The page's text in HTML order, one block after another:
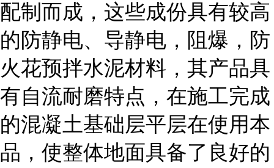
配制而成，这些成份具有较高
的防静电、导静电，阻爆，防
火花预拌水泥材料，其产品具
有自流耐磨特点，在施工完成
的混凝土基础层平层在使用本
品，使整体地面具备了良好的